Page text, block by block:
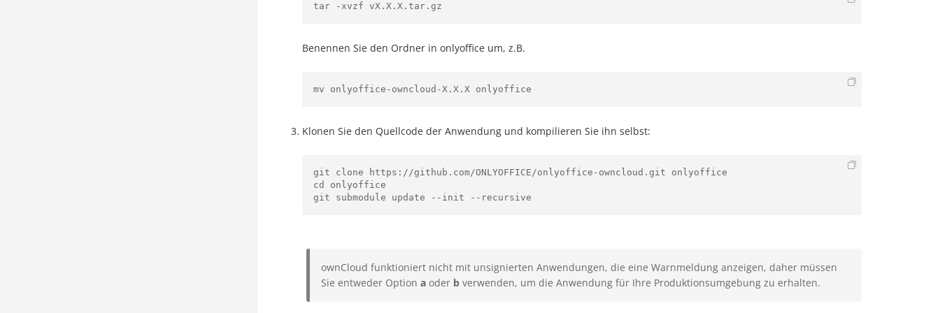
tar -xvzf vX.X.X.tar.gz
Benennen Sie den Ordner in onlyoffice um, z.B.
mv onlyoffice-owncloud-X.X.X onlyoffice
Klonen Sie den Quellcode der Anwendung und kompilieren Sie ihn selbst:
git clone https://github.com/ONLYOFFICE/onlyoffice-owncloud.git onlyoffice
cd onlyoffice
git submodule update --init --recursive
ownCloud funktioniert nicht mit unsignierten Anwendungen, die eine Warnmeldung anzeigen, daher müssen
Sie entweder Option a oder b verwenden, um die Anwendung für Ihre Produktionsumgebung zu erhalten.